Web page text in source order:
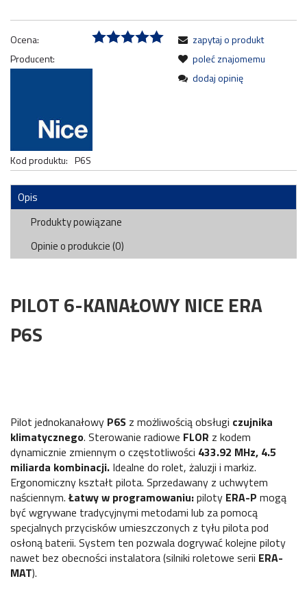
Ocena:
Producent:
Kod produktu: P6S
zapytaj o produkt
poleć znajomemu
dodaj opinię
Opis
Produkty powiązane
Opinie o produkcie (0)
PILOT 6-KANAŁOWY NICE ERA
P6S
Pilot jednokanałowy P6S z możliwością obsługi czujnika
klimatycznego. Sterowanie radiowe FLOR z kodem
dynamicznie zmiennym o częstotliwości 433.92 MHz, 4.5
miliarda kombinacji. Idealne do rolet, żaluzji i markiz.
Ergonomiczny kształt pilota. Sprzedawany z uchwytem
naściennym.Łatwy w programowaniu:piloty ERA-P mogą
być wgrywane tradycyjnymi metodami lub za pomocą
specjalnych przycisków umieszczonych z tyłu pilota pod
osłoną baterii. System ten pozwala dogrywać kolejne piloty
nawet bez obecności instalatora (silniki roletowe serii ERA-
MAT).